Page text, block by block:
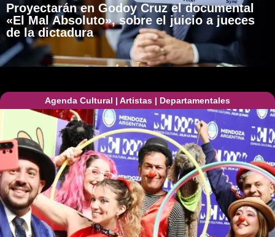
Proyectarán en Godoy Cruz el documental
«El Mal Absoluto», sobre el juicio a jueces
de la dictadura
Agenda Cultural | Artistas | Departamentales